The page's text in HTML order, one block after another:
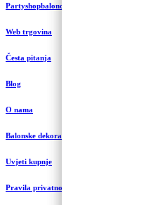
Partyshopbaloncic.hr
Web trgovina
Česta pitanja
Blog
O nama
Balonske dekoracije i uređenje
Uvjeti kupnje
Pravila privatnosti